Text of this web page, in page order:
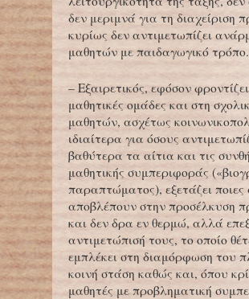
δεν μεριμνά για τη
κυρίως δεν αντιμετωπίζει
μαθητών με παιδαγωγικό τρόπο.
– Εξαιρετικός, εφόσον
μαθητικές ομάδες και στη
μαθητών, ασχέτως
ιδιαίτερα για όσους
βαθύτερα τα αίτια και τις
μαθητικής συμπεριφοράς
παραπτώματος), εξετάζει
αποβλέπουν στην προσέλκυση
και δεν δρα εν θερμώ, αλλά
αντιμετώπισή τους, το οποίο
εμπλέκει στη διαμόρφωση του
κοινή στάση καθώς και, όπου
μαθητές με προβληματική